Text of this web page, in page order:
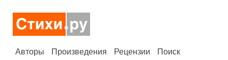
Авторы Произведения Рецензии
Поиск